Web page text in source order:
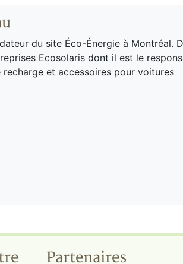
du site Éco-Énergie à Montréal.
Ecosolaris dont il est le
et accessoires pour voitures
Partenaires